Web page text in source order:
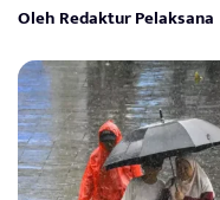
Oleh Redaktur Pelaksana